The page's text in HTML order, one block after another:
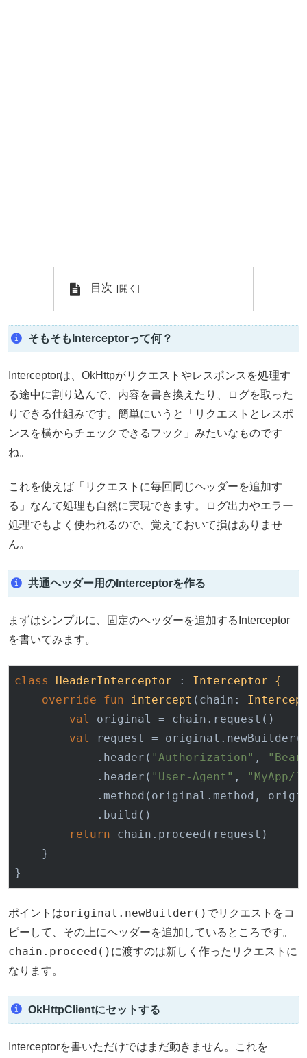
目次
そもそもInterceptorって何？
Interceptorは、OkHttpがリクエストやレスポンスを処理す
る途中に割り込んで、内容を書き換えたり、ログを取った
りできる仕組みです。簡単にいうと「リクエストとレスポ
ンスを横からチェックできるフック」みたいなものです
ね。
これを使えば「リクエストに毎回同じヘッダーを追加す
る」なんて処理も自然に実現できます。ログ出力やエラー
処理でもよく使われるので、覚えておいて損はありませ
ん。
共通ヘッダー用のInterceptorを作る
まずはシンプルに、固定のヘッダーを追加するInterceptor
を書いてみます。
class HeaderInterceptor : Interceptor {
override
fun intercept (chain:
val
original = chain.request()
val
request =
            .header(
"Authorization" ,
            .header(
"User-Agent" ,
"MyApp/
.method(original.method,
            .build()
return chain.proceed(request)
    }
ポイントはoriginal.newBuilder() でリクエストをコ
ピーして、その上にヘッダーを追加しているところです。
chain.proceed() に渡すのは新しく作ったリクエストに
なります。
OkHttpClientにセットする
Interceptorを書いただけではまだ動きません。これを